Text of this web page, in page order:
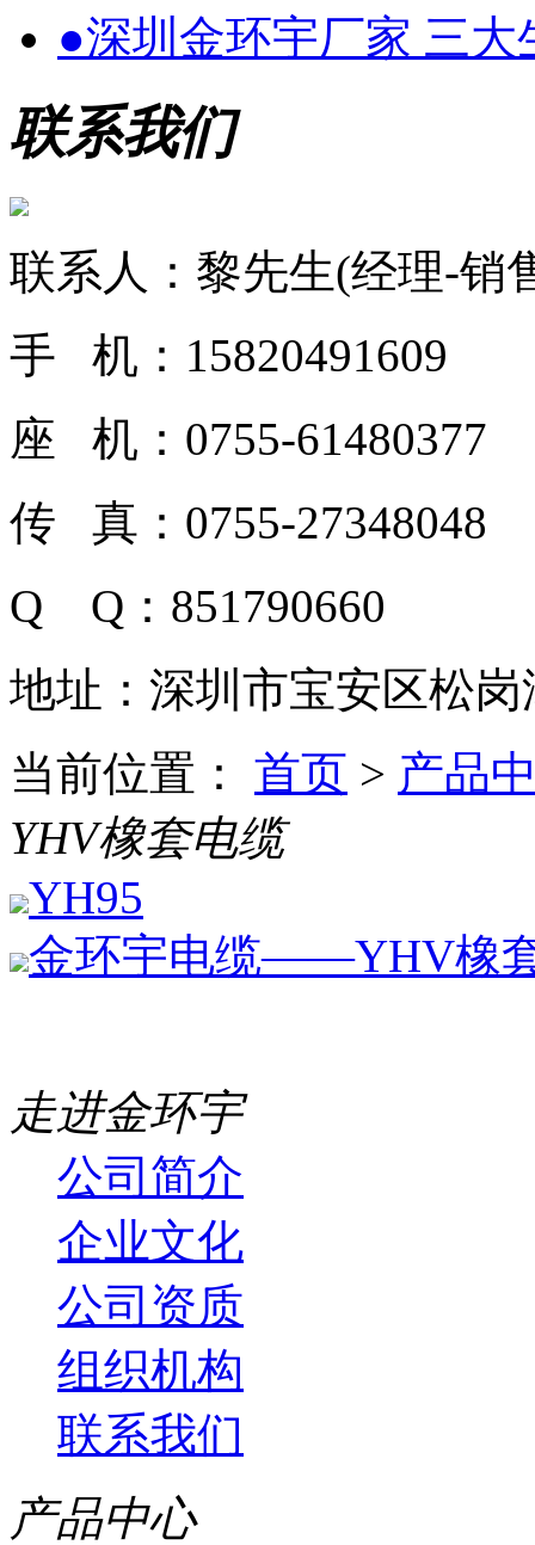
●深圳金环宇厂家 三
联系我们
联系人：黎先生(经理-销
手 机：15820491609
座 机：0755-61480377
传 真：0755-27348048
Q Q：851790660
地址：深圳市宝安区松
当前位置：
首页 > 产品
YHV橡套电缆
YH95
金环宇电缆——YHV橡
走进金环宇
公司简介
企业文化
公司资质
组织机构
联系我们
产品中心